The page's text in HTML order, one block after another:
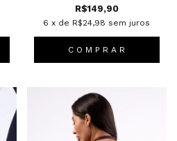
R$149,90
6 x de R$24,98 sem juros
C O M P R A R